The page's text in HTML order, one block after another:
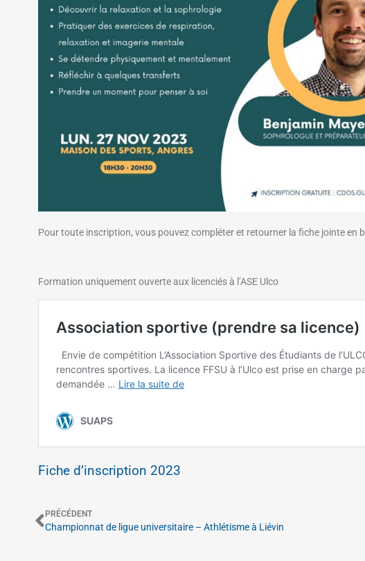
Pour toute inscription, vous pouvez compléter et retourner la fiche jointe en
Formation uniquement ouverte aux licenciés à l’ASE Ulco
Fiche d’inscription 2023
PRÉCÉDENT
Championnat de ligue universitaire – Athlétisme à Liévin